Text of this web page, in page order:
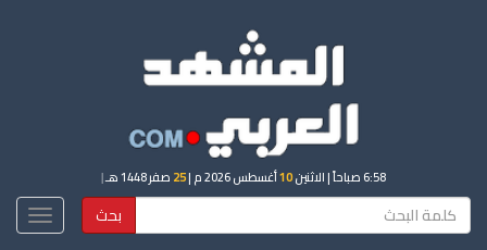
6:58 صباحاً | الاثنين10أغسطس 2026 م | 25 صفر 1448 هـ |
بحث